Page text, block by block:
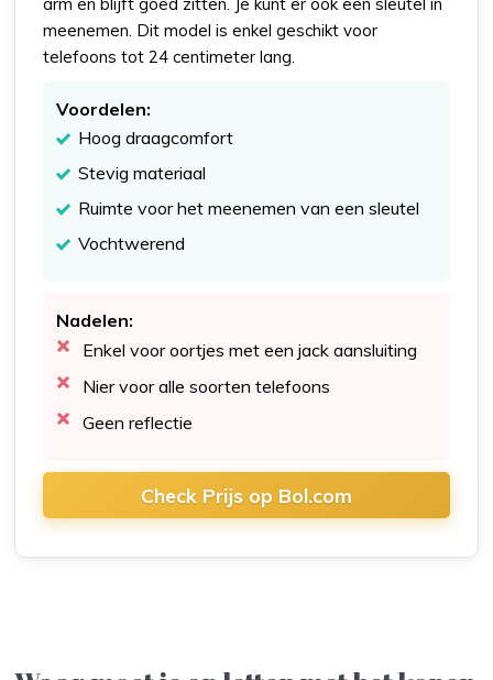
arm en blijft goed zitten. Je kunt er ook een sleutel in
meenemen. Dit model is enkel geschikt voor
telefoons tot 24 centimeter lang.
Voordelen:
Hoog draagcomfort
Stevig materiaal
Ruimte voor het meenemen van een sleutel
Vochtwerend
Nadelen:
Enkel voor oortjes met een jack aansluiting
Nier voor alle soorten telefoons
Geen reflectie
Check Prijs op Bol.com